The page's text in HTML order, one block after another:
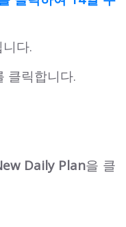
다.
클릭합니다.
Daily Plan을 클